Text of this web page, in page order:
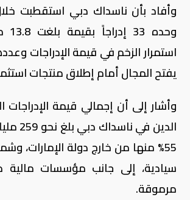
وأفاد بأن ناسداك دبي استقطبت
استمرار الزخم في قيمة الإدراجات
يفتح المجال أمام إطلاق منتجات
وأشار إلى أن إجمالي قيمة الإدراجات
الدين
55% منها من خارج دولة الإمارات،
سيادية، إلى جانب مؤسسات مالية
مرموقة.